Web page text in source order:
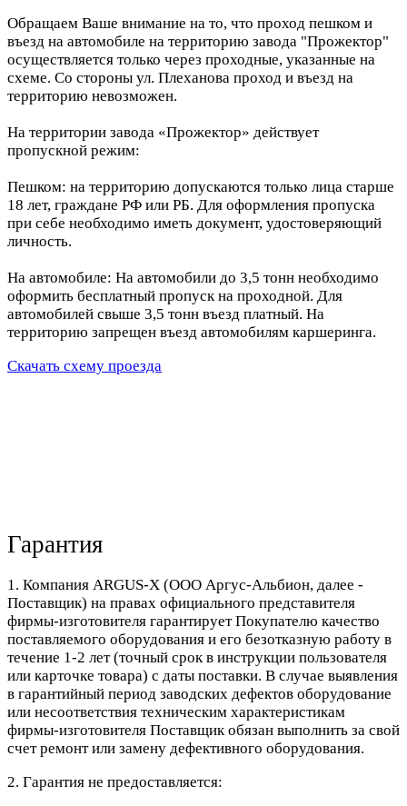
Обращаем Ваше внимание на то, что проход пешком и
въезд на автомобиле на территорию завода "Прожектор"
осуществляется только через проходные, указанные на
схеме. Со стороны ул. Плеханова проход и въезд на
территорию невозможен.
На территории завода «Прожектор» действует
пропускной режим:
Пешком: на территорию допускаются только лица старше
18 лет, граждане РФ или РБ. Для оформления пропуска
при себе необходимо иметь документ, удостоверяющий
личность.
На автомобиле: На автомобили до 3,5 тонн необходимо
оформить бесплатный пропуск на проходной. Для
автомобилей свыше 3,5 тонн въезд платный. На
территорию запрещен въезд автомобилям каршеринга.
Скачать схему проезда
Гарантия
1. Компания ARGUS-X (ООО Аргус-Альбион, далее -
Поставщик) на правах официального представителя
фирмы-изготовителя гарантирует Покупателю качество
поставляемого оборудования и его безотказную работу в
течение 1-2 лет (точный срок в инструкции пользователя
или карточке товара) с даты поставки. В случае выявления
в гарантийный период заводских дефектов оборудование
или несоответствия техническим характеристикам
фирмы-изготовителя Поставщик обязан выполнить за свой
счет ремонт или замену дефективного оборудования.
2. Гарантия не предоставляется: